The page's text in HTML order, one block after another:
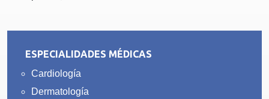
ESPECIALIDADES MÉDICAS
Cardiología
Dermatología